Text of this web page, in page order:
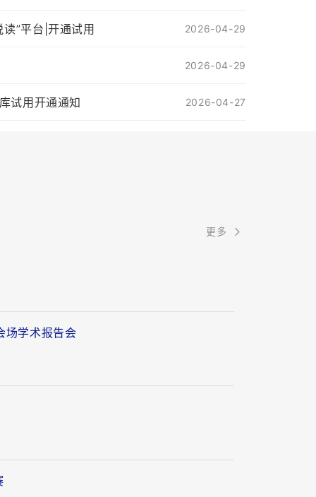
”平台|开通试用 2026-04-29
2026-04-29
试用开通通知 2026-04-27
更多
场学术报告会